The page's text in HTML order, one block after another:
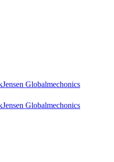
Jensen Globalmechonics
Jensen Globalmechonics